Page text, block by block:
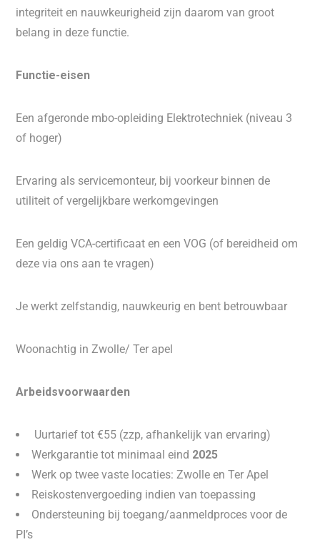
integriteit en nauwkeurigheid zijn daarom van groot
belang in deze functie.
Functie-eisen
Een afgeronde mbo-opleiding Elektrotechniek (niveau 3
of hoger)
Ervaring als servicemonteur, bij voorkeur binnen de
utiliteit of vergelijkbare werkomgevingen
Een geldig VCA-certificaat en een VOG (of bereidheid om
deze via ons aan te vragen)
Je werkt zelfstandig, nauwkeurig en bent betrouwbaar
Woonachtig in Zwolle/ Ter apel
Arbeidsvoorwaarden
Uurtarief tot €55 (zzp, afhankelijk van ervaring)
Werkgarantie tot minimaal eind 2025
Werk op twee vaste locaties: Zwolle en Ter Apel
Reiskostenvergoeding indien van toepassing
Ondersteuning bij toegang/aanmeldproces voor de
PI’s